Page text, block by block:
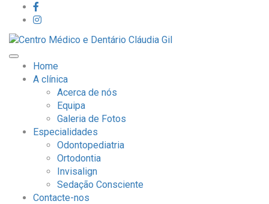
Home
A clínica
Acerca de nós
Equipa
Galeria de Fotos
Especialidades
Odontopediatria
Ortodontia
Invisalign
Sedação Consciente
Contacte-nos